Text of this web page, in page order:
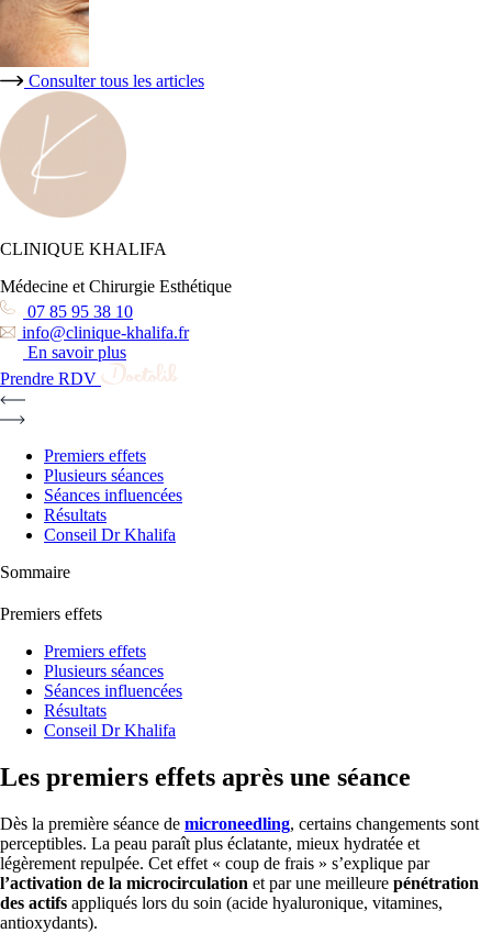
Consulter tous les articles
CLINIQUE KHALIFA
Médecine et Chirurgie Esthétique
07 85 95 38 10
info@clinique-khalifa.fr
En savoir plus
Prendre RDV
Premiers effets
Plusieurs séances
Séances influencées
Résultats
Conseil Dr Khalifa
Sommaire
Premiers effets
Premiers effets
Plusieurs séances
Séances influencées
Résultats
Conseil Dr Khalifa
Les premiers effets après une séance
Dès la première séance de microneedling, certains changements sont
perceptibles. La peau paraît plus éclatante, mieux hydratée et
légèrement repulpée. Cet effet « coup de frais » s’explique par
l’activation de la microcirculation et par une meilleure pénétration
des actifs appliqués lors du soin (acide hyaluronique, vitamines,
antioxydants).